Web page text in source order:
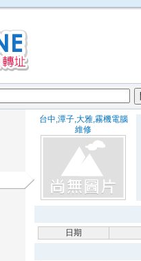
台中,潭子,大雅,霧機電腦
維修
日期